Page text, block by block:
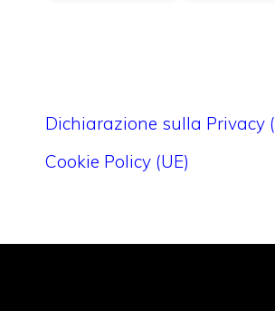
Dichiarazione sulla Privacy
Cookie Policy (UE)